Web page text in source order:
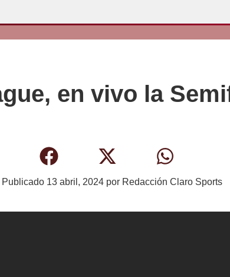
en vivo la
Publicado 13 abril, 2024 por Redacción Claro Sports